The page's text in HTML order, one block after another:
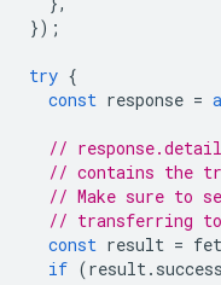
});
try {
const response =
//
// contains the
// Make sure to
// transferring
const result =
if (result. success